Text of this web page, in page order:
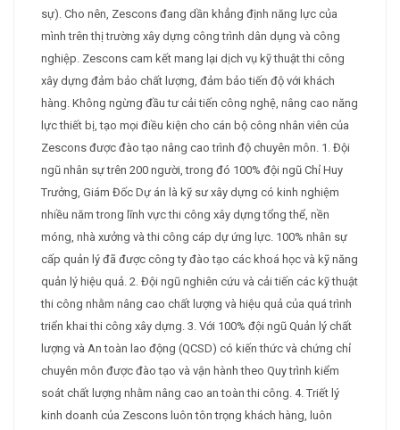
sự). Cho nên, Zescons đang dần khẳng định năng lực của
mình trên thị trường xây dựng công trình dân dụng và công
nghiệp. Zescons cam kết mang lại dịch vụ kỹ thuật thi công
xây dựng đảm bảo chất lượng, đảm bảo tiến độ với khách
hàng. Không ngừng đầu tư cải tiến công nghệ, nâng cao năng
lực thiết bị, tạo mọi điều kiện cho cán bộ công nhân viên của
Zescons được đào tạo nâng cao trình độ chuyên môn. 1. Đội
ngũ nhân sự trên 200 người, trong đó 100% đội ngũ Chỉ Huy
Trưởng, Giám Đốc Dự án là kỹ sư xây dựng có kinh nghiệm
nhiều năm trong lĩnh vực thi công xây dựng tổng thể, nền
móng, nhà xưởng và thi công cáp dự ứng lực. 100% nhân sự
cấp quản lý đã được công ty đào tạo các khoá học và kỹ năng
quản lý hiệu quả. 2. Đội ngũ nghiên cứu và cải tiến các kỹ thuật
thi công nhằm nâng cao chất lượng và hiệu quả của quá trình
triển khai thi công xây dựng. 3. Với 100% đội ngũ Quản lý chất
lượng và An toàn lao động (QCSD) có kiến thức và chứng chỉ
chuyên môn được đào tạo và vận hành theo Quy trình kiểm
soát chất lượng nhằm nâng cao an toàn thi công. 4. Triết lý
kinh doanh của Zescons luôn tôn trọng khách hàng, luôn